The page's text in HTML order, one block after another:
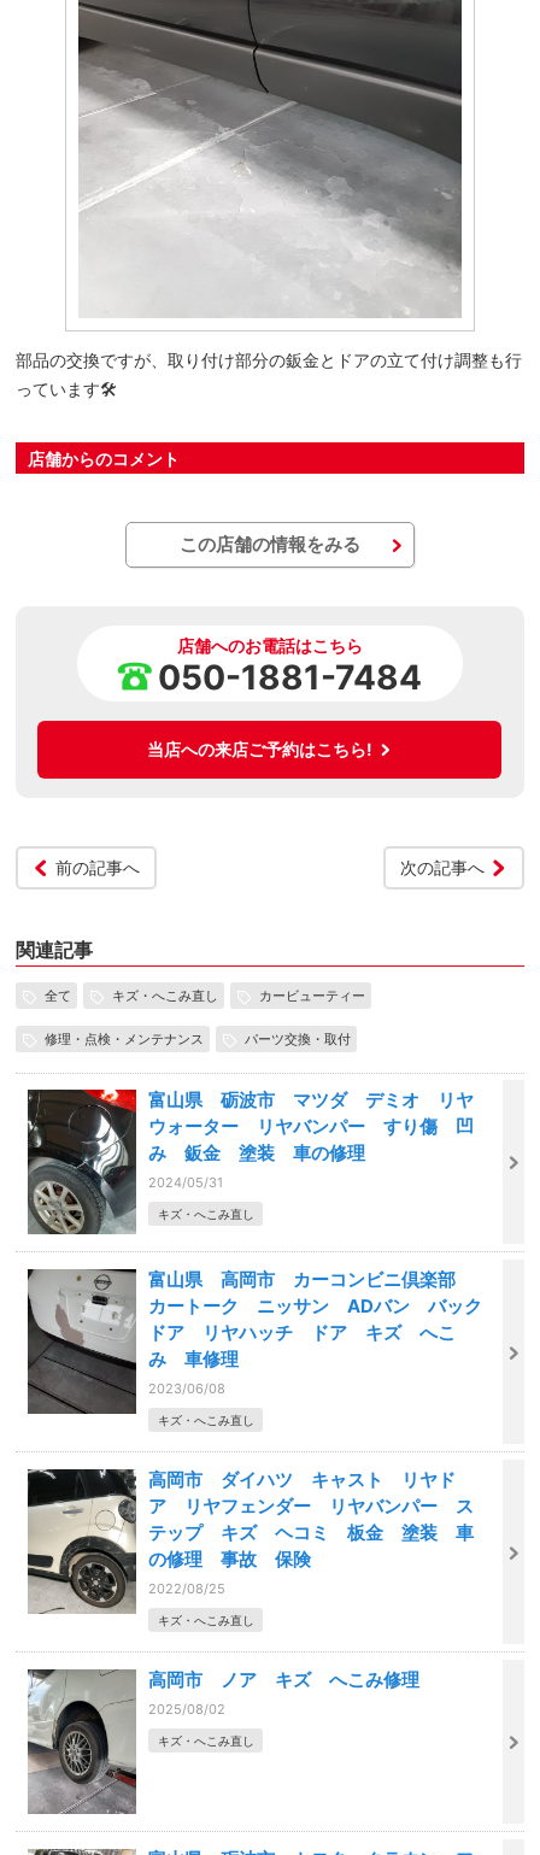
部品の交換ですが、取り付け部分の鈑金とドアの立て付け調整も行
っています🛠️
店舗からのコメント
この店舗の情報をみる
店舗へのお電話はこちら
050-1881-7484
当店への来店ご予約はこちら!
前の記事へ 次の記事へ
関連記事
全て キズ・へこみ直し カービューティー
修理・点検・メンテナンス パーツ交換・取付
富山県 砺波市 マツダ デミオ リヤ
ウォーター リヤバンパー すり傷 凹
み 鈑金 塗装 車の修理
2024/05/31
キズ・へこみ直し
富山県 高岡市 カーコンビニ倶楽部
カートーク ニッサン ADバン バック
ドア リヤハッチ ドア キズ へこ
み 車修理
2023/06/08
キズ・へこみ直し
高岡市 ダイハツ キャスト リヤド
ア リヤフェンダー リヤバンパー ス
テップ キズ ヘコミ 板金 塗装 車
の修理 事故 保険
2022/08/25
キズ・へこみ直し
高岡市 ノア キズ へこみ修理
2025/08/02
キズ・へこみ直し